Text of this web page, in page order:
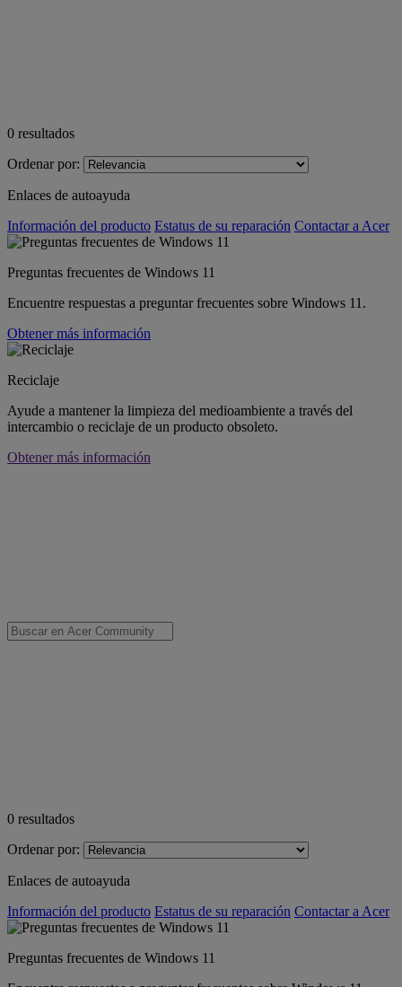
0 resultados
Ordenar por:
Enlaces de autoayuda
Información del producto Estatus de su reparación Contactar a Acer
Preguntas frecuentes de Windows 11
Encuentre respuestas a preguntar frecuentes sobre Windows 11.
Obtener más información
Reciclaje
Ayude a mantener la limpieza del medioambiente a través del
intercambio o reciclaje de un producto obsoleto.
Obtener más información
0 resultados
Ordenar por:
Enlaces de autoayuda
Información del producto Estatus de su reparación Contactar a Acer
Preguntas frecuentes de Windows 11